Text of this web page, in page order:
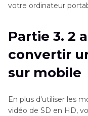
votre ordinateur
Partie 3. 2
convertir
sur mobile
En plus d'utiliser les
vidéo de SD en HD,